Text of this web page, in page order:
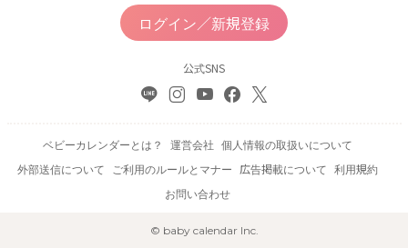
ログイン／新規登録
公式SNS
ベビーカレンダーとは？ 運営会社 個人情報の取扱いについて
外部送信について
ご利用のルールとマナー 広告掲載について 利用規約
お問い合わせ
© baby calendar Inc.